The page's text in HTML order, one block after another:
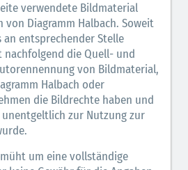
verwendete Bildmaterial
Diagramm Halbach. Soweit
entsprechender Stelle
nachfolgend die Quell- und
von Bildmaterial,
Halbach oder
die Bildrechte haben und
zur Nutzung zur
um eine vollständige